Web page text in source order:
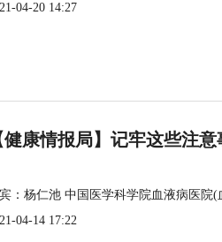
04-20 14:27
健康情报局】记牢这些注
：杨仁池 中国医学科学院血液病医院
04-14 17:22